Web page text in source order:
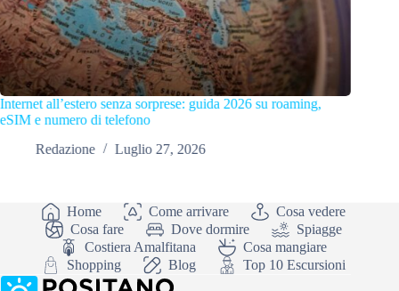
Internet all’estero senza sorprese: guida 2026 su roaming,
eSIM e numero di telefono
Redazione
Luglio 27, 2026
Home Come arrivare
Cosa vedere
Cosa fare
Dove dormire
Spiagge
Costiera Amalfitana
Cosa mangiare
Shopping
Blog Top 10 Escursioni